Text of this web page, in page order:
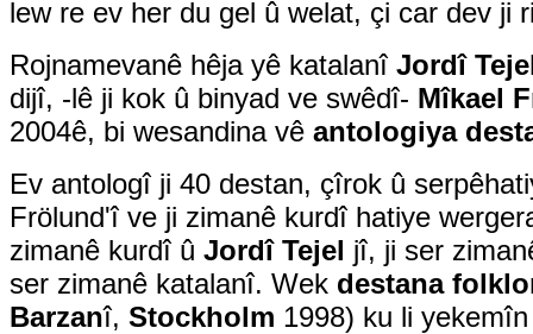
lew re ev her du gel û welat, çi car dev ji
Rojnamevanê hêja yê katalanî Jordî
dijî, -lê ji kok û binyad ve swêdî- Mîkael
2004ê, bi wesandina vê antologiya
Ev antologî ji 40 destan, çîrok û
Frölund'î ve ji zimanê kurdî hatiye
zimanê kurdî û Jordî Tejel jî, ji ser
ser zimanê katalanî. Wek destana
Barzanî, Stockholm 1998) ku li